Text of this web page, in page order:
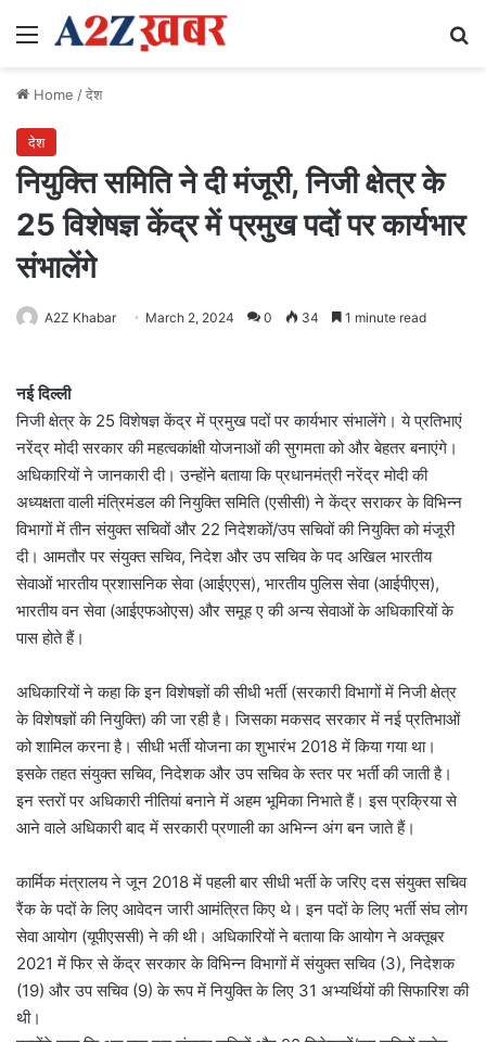
Menu
Home /देश
देश
नियुक्ति समिति ने दी मंजूरी, निजी क्षेत्र के
25 विशेषज्ञ केंद्र में प्रमुख पदों पर कार्यभार
संभालेंगे
A2Z Khabar March 2, 2024 0 34 1 minute read
नई दिल्ली
निजी क्षेत्र के 25 विशेषज्ञ केंद्र में प्रमुख पदों पर कार्यभार संभालेंगे। ये प्रतिभाएं
नरेंद्र मोदी सरकार की महत्वकांक्षी योजनाओं की सुगमता को और बेहतर बनाएंगे।
अधिकारियों ने जानकारी दी। उन्होंने बताया कि प्रधानमंत्री नरेंद्र मोदी की
अध्यक्षता वाली मंत्रिमंडल की नियुक्ति समिति (एसीसी) ने केंद्र सराकर के विभिन्न
विभागों में तीन संयुक्त सचिवों और 22 निदेशकों/उप सचिवों की नियुक्ति को मंजूरी
दी। आमतौर पर संयुक्त सचिव, निदेश और उप सचिव के पद अखिल भारतीय
सेवाओं भारतीय प्रशासनिक सेवा (आईएएस), भारतीय पुलिस सेवा (आईपीएस),
भारतीय वन सेवा (आईएफओएस) और समूह ए की अन्य सेवाओं के अधिकारियों के
पास होते हैं।
अधिकारियों ने कहा कि इन विशेषज्ञों की सीधी भर्ती (सरकारी विभागों में निजी क्षेत्र
के विशेषज्ञों की नियुक्ति) की जा रही है। जिसका मकसद सरकार में नई प्रतिभाओं
को शामिल करना है। सीधी भर्ती योजना का शुभारंभ 2018 में किया गया था।
इसके तहत संयुक्त सचिव, निदेशक और उप सचिव के स्तर पर भर्ती की जाती है।
इन स्तरों पर अधिकारी नीतियां बनाने में अहम भूमिका निभाते हैं। इस प्रक्रिया से
आने वाले अधिकारी बाद में सरकारी प्रणाली का अभिन्न अंग बन जाते हैं।
कार्मिक मंत्रालय ने जून 2018 में पहली बार सीधी भर्ती के जरिए दस संयुक्त सचिव
रैंक के पदों के लिए आवेदन जारी आमंत्रित किए थे। इन पदों के लिए भर्ती संघ लोग
सेवा आयोग (यूपीएससी) ने की थी। अधिकारियों ने बताया कि आयोग ने अक्तूबर
2021 में फिर से केंद्र सरकार के विभिन्न विभागों में संयुक्त सचिव (3), निदेशक
(19) और उप सचिव (9) के रूप में नियुक्ति के लिए 31 अभ्यर्थियों की सिफारिश की
थी।